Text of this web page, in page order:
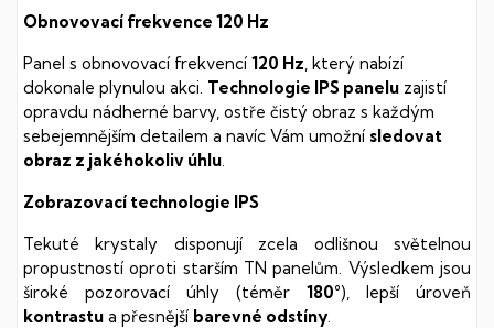
Obnovovací frekvence 120 Hz
Panel s obnovovací frekvencí 120 Hz , který nabízí
dokonale plynulou akci. Technologie IPS panelu zajistí
opravdu nádherné barvy, ostře čistý obraz s každým
sebejemnějším detailem a navíc Vám umožní sledovat
obraz z jakéhokoliv úhlu
Zobrazovací technologie IPS
Tekuté krystaly disponují zcela odlišnou světelnou
propustností oproti starším TN panelům. Výsledkem jsou
široké pozorovací úhly (téměr 180°), lepší úroveň
kontrastu a přesnější barevné odstíny